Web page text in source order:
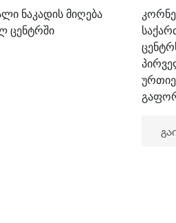
ნაკადის მიღება
ცენტრში